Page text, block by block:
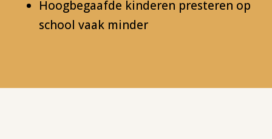
Hoogbegaafde kinderen presteren op
school vaak minder